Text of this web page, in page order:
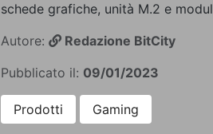
schede grafiche, unità M.2 e
Autore:
Redazione BitCity
Pubblicato il: 09/01/2023
Prodotti Gaming